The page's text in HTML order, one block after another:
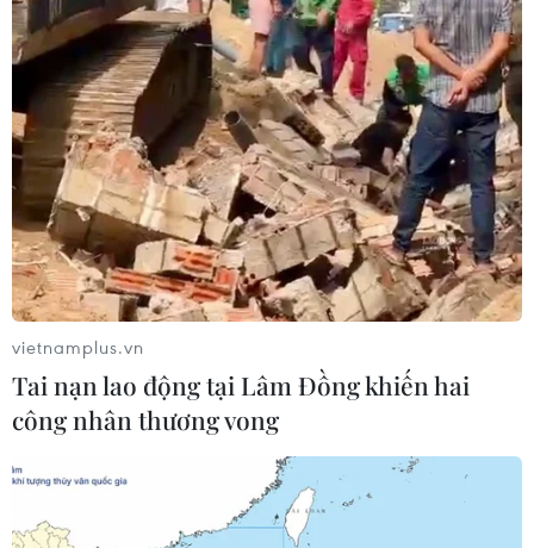
Người tiêu dùng xếp hàng lựa chọn sản phẩm. (Ảnh: Thanh
Tâm/Vietnam+)
vietnamplus.vn
Tai nạn lao động tại Lâm Đồng khiến hai
công nhân thương vong